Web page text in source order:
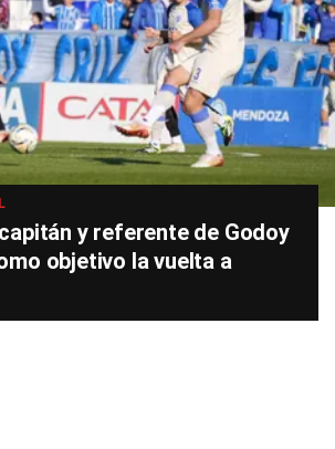
y referente de Godoy
objetivo la vuelta a